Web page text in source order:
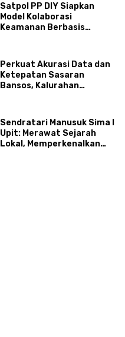
Satpol PP DIY Siapkan
Model Kolaborasi
Keamanan Berbasis
Perkuat Akurasi Data dan
Ketepatan Sasaran
Bansos, Kalurahan
Perlinsos
Sendratari Manusuk Sima I
Upit: Merawat Sejarah
Lokal, Memperkenalkan